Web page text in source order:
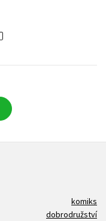
komiks
dobrodružství